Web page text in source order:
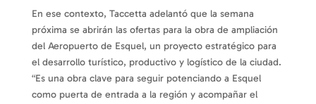
En ese contexto, Taccetta adelantó que la semana
próxima se abrirán las ofertas para la obra de ampliación
del Aeropuerto de Esquel, un proyecto estratégico para
el desarrollo turístico, productivo y logístico de la ciudad.
“Es una obra clave para seguir potenciando a Esquel
como puerta de entrada a la región y acompañar el